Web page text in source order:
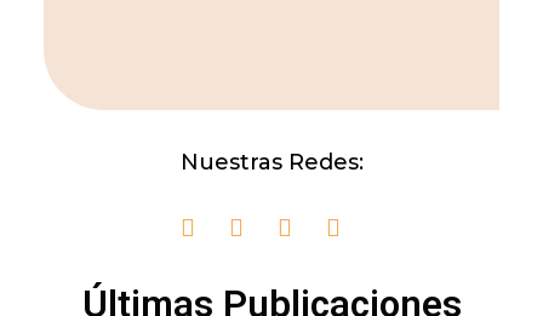
Nuestras Redes:
Últimas Publicaciones